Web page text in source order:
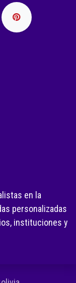
en la
personalizadas
instituciones y